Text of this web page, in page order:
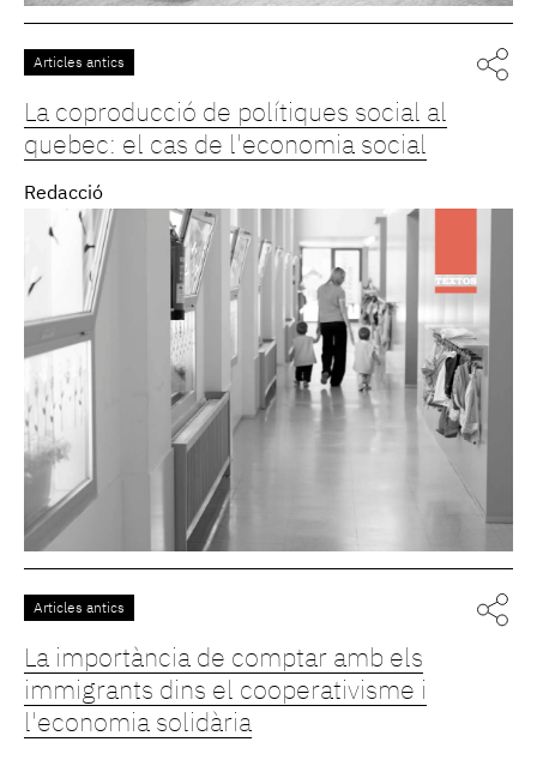
Articles antics
La coproducció de polítiques social al
quebec: el cas de l'economia social
Redacció
Articles antics
La importància de comptar amb els
immigrants dins el cooperativisme i
l'economia solidària